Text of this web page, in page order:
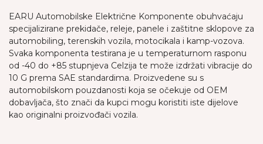
EARU Automobilske Električne Komponente obuhvaćaju
specijalizirane prekidače, releje, panele i zaštitne sklopove za
automobiling, terenskih vozila, motocikala i kamp-vozova.
Svaka komponenta testirana je u temperaturnom rasponu
od -40 do +85 stupnjeva Celzija te može izdržati vibracije do
10 G prema SAE standardima. Proizvedene su s
automobilskom pouzdanosti koja se očekuje od OEM
dobavljača, što znači da kupci mogu koristiti iste dijelove
kao originalni proizvođači vozila.